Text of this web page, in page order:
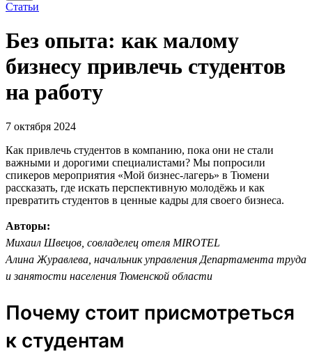
Статьи
Без опыта: как малому
бизнесу привлечь студентов
на работу
7 октября 2024
Как привлечь студентов в компанию, пока они не стали
важными и дорогими специалистами? Мы попросили
спикеров мероприятия «Мой бизнес-лагерь» в Тюмени
рассказать, где искать перспективную молодёжь и как
превратить студентов в ценные кадры для своего бизнеса.
Авторы:
Михаил Швецов, совладелец отеля MIROTEL
Алина Журавлева, начальник управления Департамента труда
и занятости населения Тюменской области
Почему стоит присмотреться
к студентам